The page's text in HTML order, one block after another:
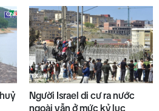
8
động duyên hải tối 05/8
9
tế chấn chỉnh thu thêm
khám BHYTNgười Israel di cư ra nước
ngoài vẫn ở mức kỷ lục